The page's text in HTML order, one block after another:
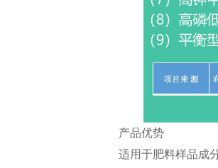
产品优势
适用于肥料样品成